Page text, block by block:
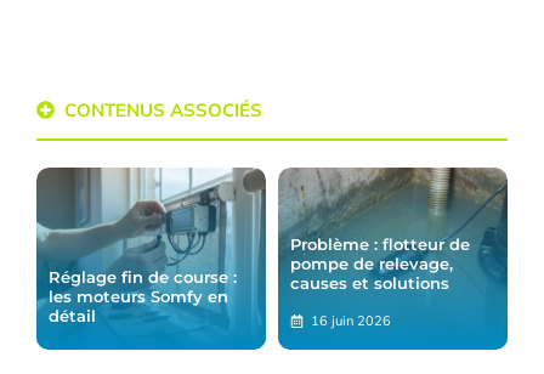
CONTENUS ASSOCIÉS
Réglage fin de course :
les moteurs Somfy en
détail
Problème : flotteur de
pompe de relevage,
causes et solutions
16 juin 2026